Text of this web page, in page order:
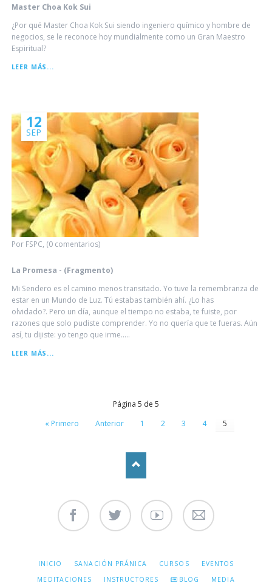
Master Choa Kok Sui
¿Por qué Master Choa Kok Sui siendo ingeniero químico y hombre de
negocios, se le reconoce hoy mundialmente como un Gran Maestro
Espiritual?
LEER MÁS...
Por FSPC, (0 comentarios)
12
SEP
La Promesa - (Fragmento)
Mi Sendero es el camino menos transitado. Yo tuve la remembranza de
estar en un Mundo de Luz. Tú estabas también ahí. ¿Lo has
olvidado?. Pero un día, aunque el tiempo no estaba, te fuiste, por
razones que solo pudiste comprender. Yo no quería que te fueras. Aún
así, tu dijiste: yo tengo que irme.....
LEER MÁS...
Página 5 de 5
« Primero
Anterior 1 2 3 4 5
SALTAR
INICIO SANACIÓN PRÁNICA CURSOS
EVENTOS
MEDITACIONES
INSTRUCTORES BLOG MEDIA